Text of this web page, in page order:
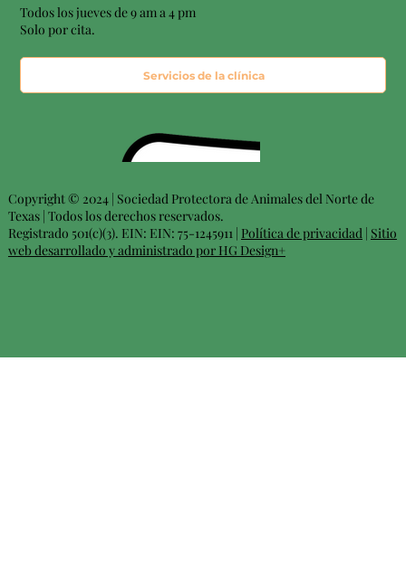
Todos los jueves de 9 am a 4 pm
Solo por cita.
Servicios de la clínica
Copyright © 2024 | Sociedad Protectora de Animales del Norte de
Texas | Todos los derechos reservados.
Registrado 501(c)(3). EIN: EIN: 75-1245911 | Política de privacidad| Sitio
web desarrollado y administrado por HG Design+